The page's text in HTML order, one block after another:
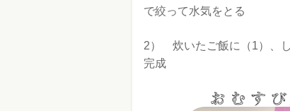
で絞って水気をとる
2） 炊いたご飯に（1）、
完成